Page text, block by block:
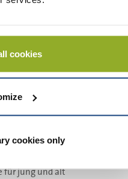
cookies
cookies only
mit BBQ im Limburg
für jung und alt